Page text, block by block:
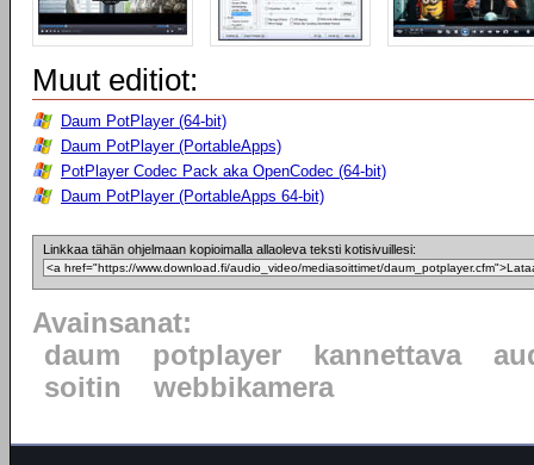
Muut editiot:
Daum PotPlayer (64-bit)
Daum PotPlayer (PortableApps)
PotPlayer Codec Pack aka OpenCodec (64-bit)
Daum PotPlayer (PortableApps 64-bit)
Linkkaa tähän ohjelmaan kopioimalla allaoleva teksti kotisivuillesi:
Avainsanat:
daum
potplayer kannettava
soitin
webbikamera